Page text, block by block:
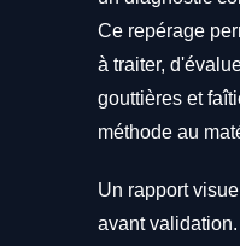
Ce repérage
à traiter,
gouttières et
méthode au
Un rapport
avant